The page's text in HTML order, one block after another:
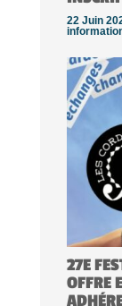
22 Juin
27E
OFFRE